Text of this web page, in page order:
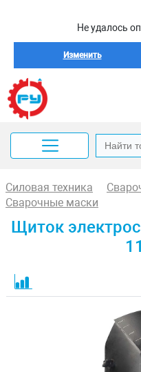
Не удалось
Изменить
Силовая техника
Сварочные маски
Щиток